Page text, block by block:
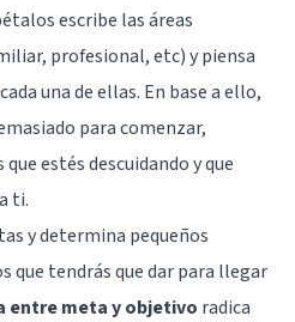
escribe las áreas
profesional, etc) y piensa
una de ellas. En base a ello,
para comenzar,
estés descuidando y que
ti.
y determina pequeños
que tendrás que dar para llegar
entre meta y objetivo radica